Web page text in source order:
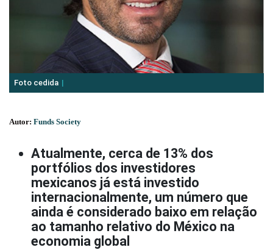
Foto cedida
Autor: Funds Society
Atualmente, cerca de 13% dos
portfólios dos investidores
mexicanos já está investido
internacionalmente, um número que
ainda é considerado baixo em relação
ao tamanho relativo do México na
economia global